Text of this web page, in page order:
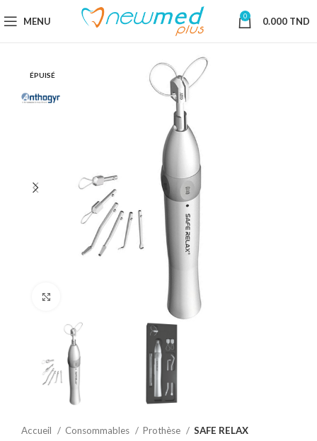
MENU 0 0.000 TND
ÉPUISÉ
Accueil Consommables Prothèse SAFE RELAX